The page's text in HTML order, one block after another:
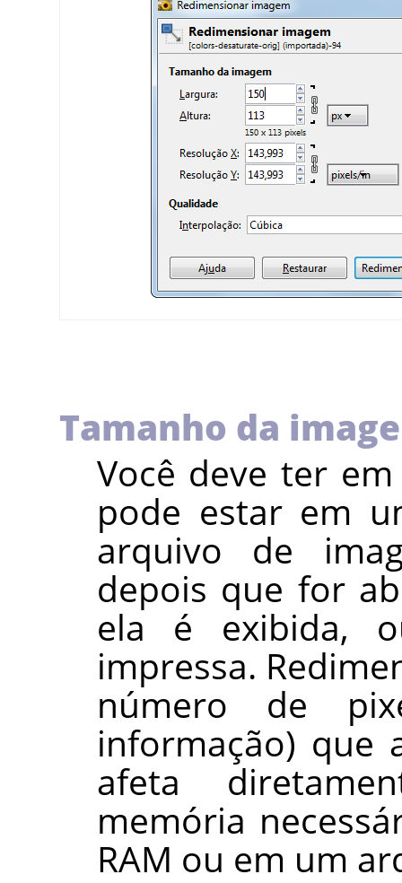
Tamanho da
Você deve ter
pode estar em
arquivo de
depois que for
ela é exibida,
impressa.
número de
informação) que
afeta
memória
RAM ou em um